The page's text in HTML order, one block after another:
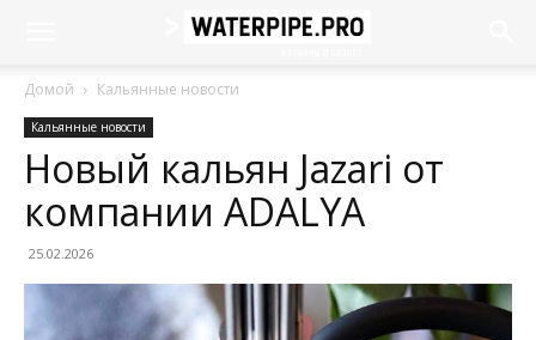
Домой Кальянные новости
Кальянные новости
Новый кальян Jazari от
компании ADALYA
25.02.2026